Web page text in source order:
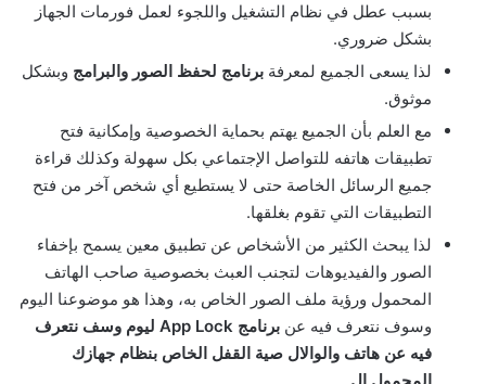
بسبب عطل في نظام التشغيل واللجوء لعمل فورمات الجهاز
بشكل ضروري.
لذا يسعى الجميع لمعرفة برنامج لحفظ الصور والبرامج وبشكل
موثوق.
مع العلم بأن الجميع يهتم بحماية الخصوصية وإمكانية فتح
تطبيقات هاتفه للتواصل الإجتماعي بكل سهولة وكذلك قراءة
جميع الرسائل الخاصة حتى لا يستطيع أي شخص آخر من فتح
التطبيقات التي تقوم بغلقها.
لذا يبحث الكثير من الأشخاص عن تطبيق معين يسمح بإخفاء
الصور والفيديوهات لتجنب العبث بخصوصية صاحب الهاتف
المحمول ورؤية ملف الصور الخاص به، وهذا هو موضوعنا اليوم
وسوف نتعرف فيه عن برنامج App Lock ليوم وسف نتعرف
فيه عن هاتف والوالال صية القفل الخاص بنظام جهازك